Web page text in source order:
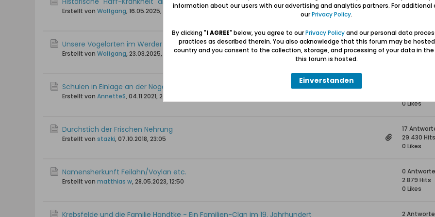
Erstellt von Wolfgang, 16.05.2025, 09:23
1.518 Hits
Unsere Vogelarten im Werder
Erstellt von Wolfgang, 23.03.2025, 19:15
9
3.090 Hits
Schulen in Einlage an der Nogat
Erstellt von AnnetteS, 04.11.2021, 20:32
0 Likes
Durchstich der Frischen Nehrung
Erstellt von stazki, 07.10.2018, 23:05
17
29.430 Hits
0 Likes
Namensherkunft Feilahn/Voylan etc.
Erstellt von matthias w, 28.05.2023, 12:50
0
2.879 Hits
0 Likes
Krebsfelde und die Familie Handtke - Ein Familien-Clan im 19. Jahrhundert 2
information about our users with our advertising and analytics partners. For additional
ourPrivacy Policy.
By clicking "I AGREE" below, you agree to ourPrivacy Policyand our personal data
practices as described therein. You also acknowledge that this forum may be
country and you consent to the collection, storage, and processing of your data in
this forum is hosted.
Einverstanden